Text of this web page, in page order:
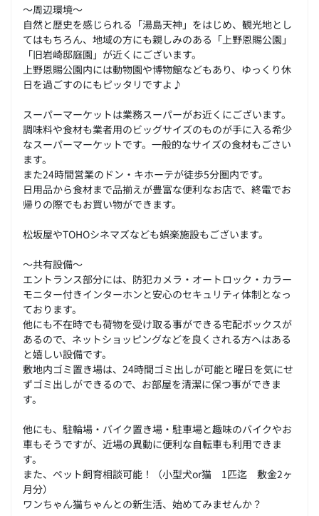
～周辺環境～
自然と歴史を感じられる「湯島天神」をはじめ、観光地とし
てはもちろん、地域の方にも親しみのある「上野恩賜公園」
「旧岩崎邸庭園」が近くにございます。
上野恩賜公園内には動物園や博物館などもあり、ゆっくり休
日を過ごすのにもピッタリですよ♪
スーパーマーケットは業務スーパーがお近くにございます。
調味料や食材も業者用のビッグサイズのものが手に入る希少
なスーパーマーケットです。一般的なサイズの食材もごさい
ます。
また24時間営業のドン・キホーテが徒歩5分圏内です。
日用品から食材まで品揃えが豊富な便利なお店で、終電でお
帰りの際でもお買い物ができます。
松坂屋やTOHOシネマズなども娯楽施設もございます。
～共有設備～
エントランス部分には、防犯カメラ・オートロック・カラー
モニター付きインターホンと安心のセキュリティ体制となっ
ております。
他にも不在時でも荷物を受け取る事ができる宅配ボックスが
あるので、ネットショッピングなどを良くされる方へはある
と嬉しい設備です。
敷地内ゴミ置き場は、24時間ゴミ出しが可能と曜日を気にせ
ずゴミ出しができるので、お部屋を清潔に保つ事ができま
す。
他にも、駐輪場・バイク置き場・駐車場と趣味のバイクやお
車もそうですが、近場の異動に便利な自転車も利用できま
す。
また、ペット飼育相談可能！（小型犬or猫 1匹迄 敷金2ヶ
月分）
ワンちゃん猫ちゃんとの新生活、始めてみませんか？